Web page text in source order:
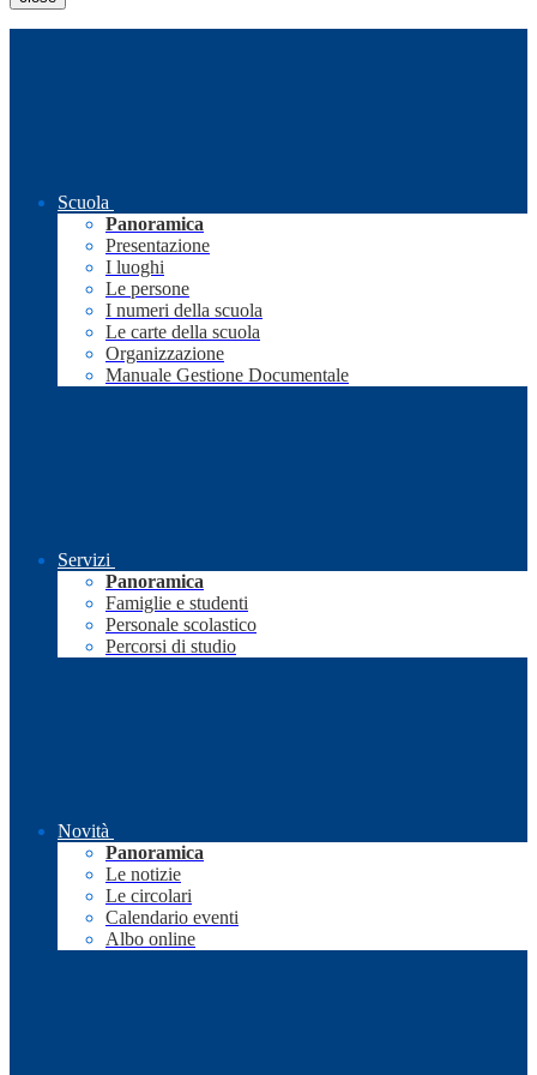
Scuola
Panoramica
Presentazione
I luoghi
Le persone
I numeri della scuola
Le carte della scuola
Organizzazione
Manuale Gestione Documentale
Servizi
Panoramica
Famiglie e studenti
Personale scolastico
Percorsi di studio
Novità
Panoramica
Le notizie
Le circolari
Calendario eventi
Albo online